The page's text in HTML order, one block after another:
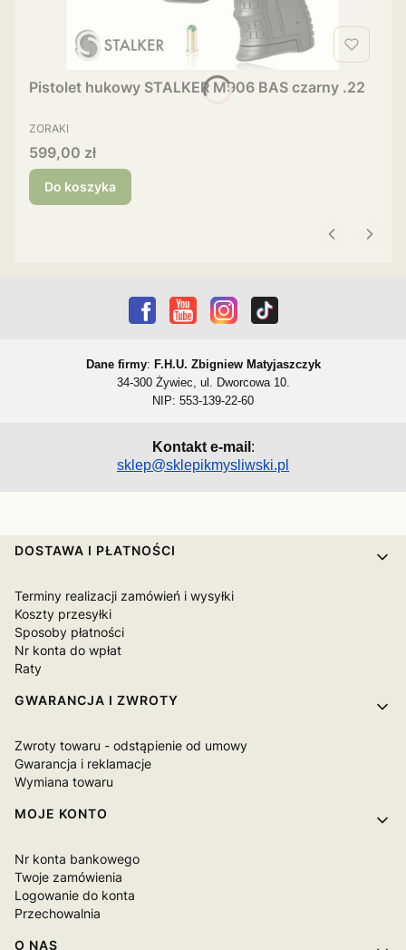
Pistolet hukowy STALKER M906 BAS czarny .22
PRODUCENT
ZORAKI
Cena
599,00 zł
Do koszyka
Dane firmy: F.H.U. Zbigniew Matyjaszczyk
34-300 Żywiec, ul. Dworcowa 10.
NIP: 553-139-22-60
Kontakt e-mail :
sklep@sklepikmysliwski.pl
Linki w stopce
DOSTAWA I PŁATNOŚCI
Terminy realizacji zamówień i wysyłki
Koszty przesyłki
Sposoby płatności
Nr konta do wpłat
Raty
GWARANCJA I ZWROTY
Zwroty towaru - odstąpienie od umowy
Gwarancja i reklamacje
Wymiana towaru
MOJE KONTO
Nr konta bankowego
Twoje zamówienia
Logowanie do konta
Przechowalnia
O NAS